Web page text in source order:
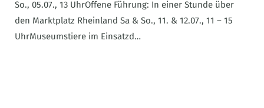
So., 05.07., 13 UhrOffene Führung: In einer Stunde über
den Marktplatz Rheinland Sa & So., 11. & 12.07., 11 – 15
UhrMuseumstiere im Einsatzd…